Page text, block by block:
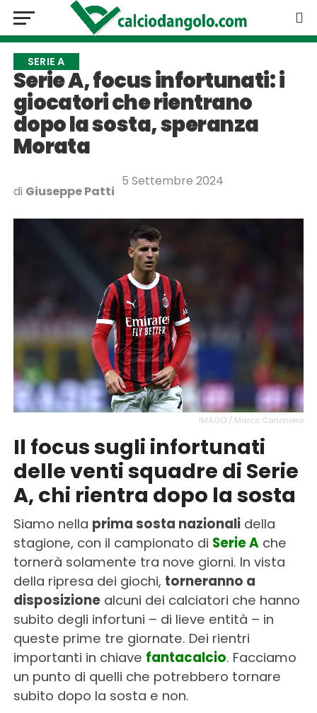
SERIE A
Serie A, focus infortunati: i
giocatori che rientrano
dopo la sosta, speranza
Morata
di Giuseppe Patti
5 Settembre 2024
IMAGO / Marco Canoniero
Il focus sugli infortunati
delle venti squadre di Serie
A, chi rientra dopo la sosta
Siamo nella prima sosta nazionalidella
stagione, con il campionato di Serie A che
tornerà solamente tra nove giorni. In vista
della ripresa dei giochi, torneranno a
disposizionealcuni dei calciatori che hanno
subito degli infortuni – di lieve entità – in
queste prime tre giornate. Dei rientri
importanti in chiave fantacalcio. Facciamo
un punto di quelli che potrebbero tornare
subito dopo la sosta e non.